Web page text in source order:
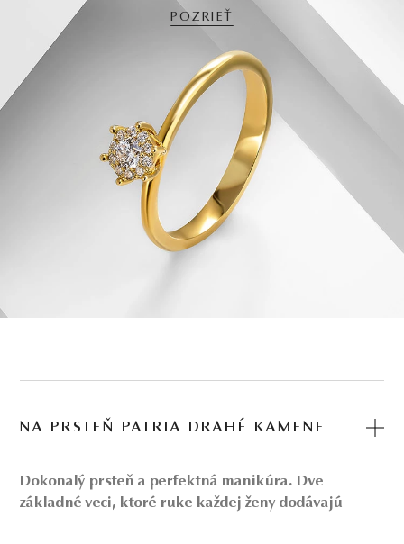
POZRIEŤ
NA PRSTEŇ PATRIA DRAHÉ KAMENE
Dokonalý prsteň a perfektná manikúra. Dve
základné veci, ktoré ruke každej ženy dodávajú